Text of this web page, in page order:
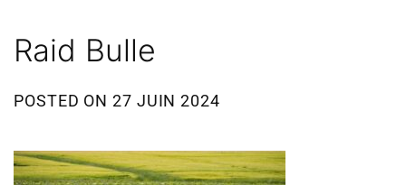
Raid Bulle
POSTED ON27 JUIN 2024